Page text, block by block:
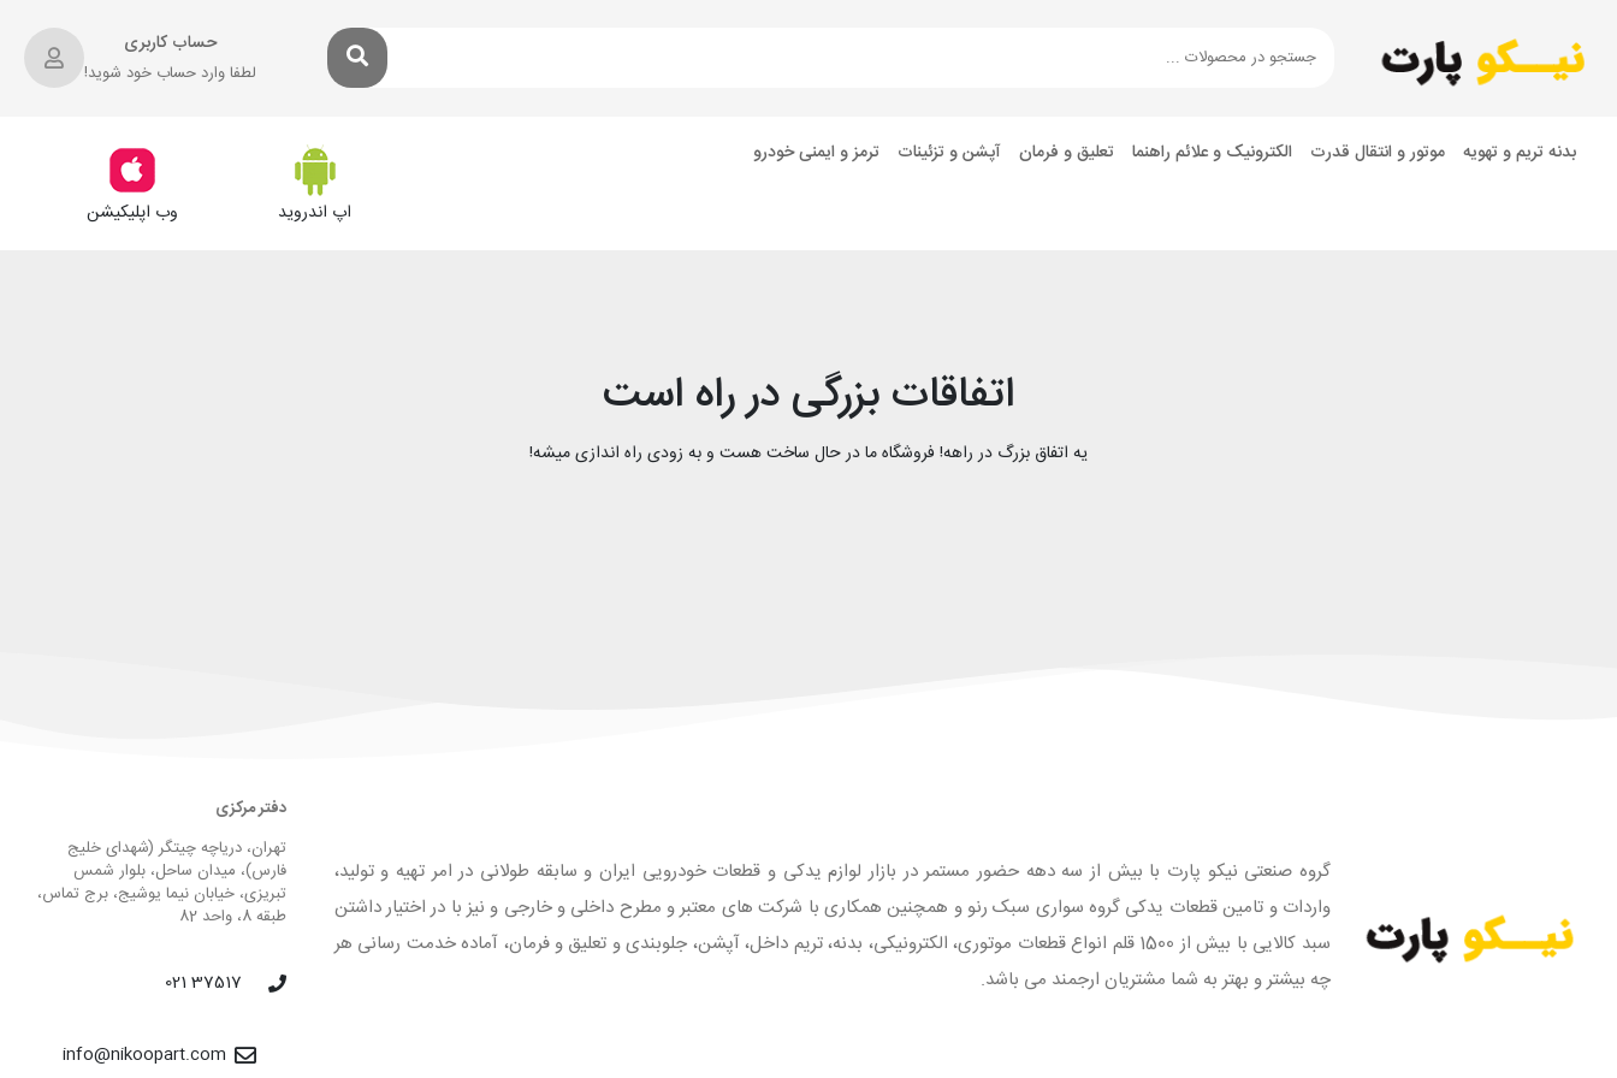
حساب کاربری
لطفا وارد حساب خود شوید!
بدنه تریم و تهویه موتور و انتقال قدرت الکترونیک و علائم راهنما تعلیق و فرمان آپشن و تزئینات ترمز و ایمنی خودرو
اپ اندروید وب اپلیکیشن
اتفاقات بزرگی در راه است
یه اتفاق بزرگ در راهه! فروشگاه ما در حال ساخت هست و به زودی راه اندازی میشه!
گروه صنعتی نیکو پارت با بیش از سه دهه حضور مستمر در بازار لوازم یدکی و قطعات خودرویی ایران و سابقه طولانی در امر تهیه و تولید،
واردات و تامین قطعات یدکی گروه سواری سبک رنو و همچنین همکاری با شرکت های معتبر و مطرح داخلی و خارجی و نیز با در اختیار داشتن
سبد کالایی با بیش از 1500 قلم انواع قطعات موتوری، الکترونیکی، بدنه، تریم داخل، آپشن، جلوبندی و تعلیق و فرمان، آماده خدمت رسانی هر
چه بیشتر و بهتر به شما مشتریان ارجمند می باشد.
دفتر مرکزی
تهران، دریاچه چیتگر (شهدای خلیج
فارس)، میدان ساحل، بلوار شمس
تبریزی، خیابان نیما یوشیج، برج تماس،
طبقه 8، واحد 82
37517 021
info@nikoopart.com